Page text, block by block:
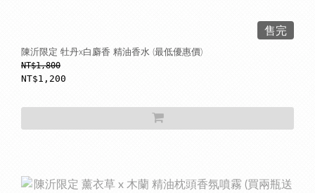
售完
陳沂限定 牡丹x白麝香 精油香水 (最低優惠價)
NT$1,800
NT$1,200